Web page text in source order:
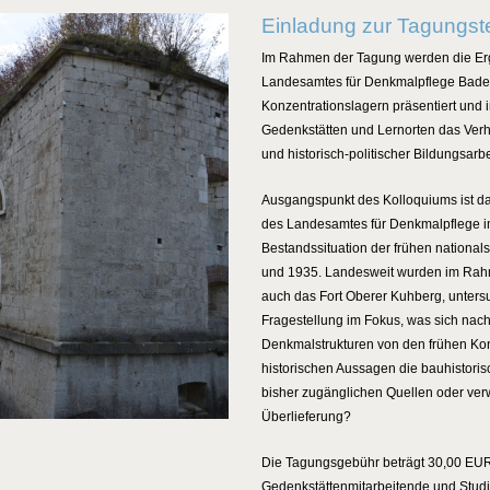
Einladung zur
Im Rahmen der Tagung werden die
Landesamtes für Denkmalpflege
Konzentrationslagern präsentiert und
Gedenkstätten und Lernorten das
und historisch-politischer
Ausgangspunkt des Kolloquiums ist
des Landesamtes für Denkmalpflege
Bestandssituation der frühen
und 1935. Landesweit wurden im
auch das Fort Oberer Kuhberg,
Fragestellung im Fokus, was sich
Denkmalstrukturen von den frühen
historischen Aussagen die
bisher zugänglichen Quellen oder
Überlieferung?
Die Tagungsgebühr beträgt 30,00
Gedenkstättenmitarbeitende und